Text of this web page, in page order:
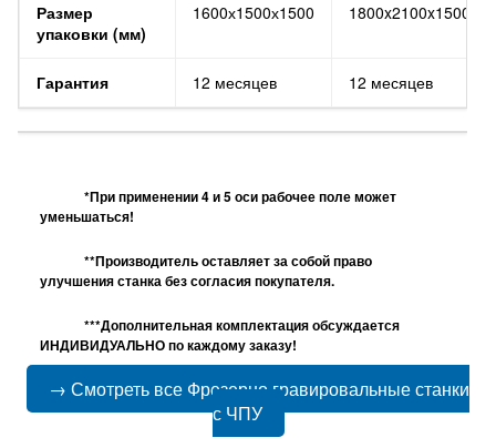
Размер
упаковки (мм)
1600х1500х1500 1800x2100x1500
Гарантия 12 месяцев 12 месяцев
*При применении 4 и 5 оси рабочее поле может
уменьшаться!
**Производитель оставляет за собой право
улучшения станка без согласия покупателя.
***Дополнительная комплектация обсуждается
ИНДИВИДУАЛЬНО по каждому заказу!
→ Смотреть все Фрезерно гравировальные станки
с ЧПУ